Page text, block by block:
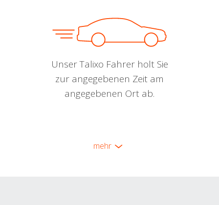
Unser Talixo Fahrer holt Sie
zur angegebenen Zeit am
angegebenen Ort ab.
mehr